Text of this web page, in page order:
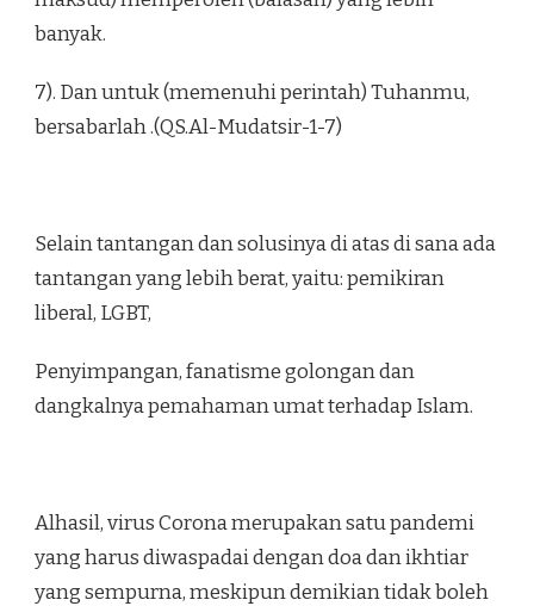
banyak.
7). Dan untuk (memenuhi perintah) Tuhanmu,
bersabarlah .(QS.Al-Mudatsir-1-7)
Selain tantangan dan solusinya di atas di sana ada
tantangan yang lebih berat, yaitu: pemikiran
liberal, LGBT,
Penyimpangan, fanatisme golongan dan
dangkalnya pemahaman umat terhadap Islam.
Alhasil, virus Corona merupakan satu pandemi
yang harus diwaspadai dengan doa dan ikhtiar
yang sempurna, meskipun demikian tidak boleh